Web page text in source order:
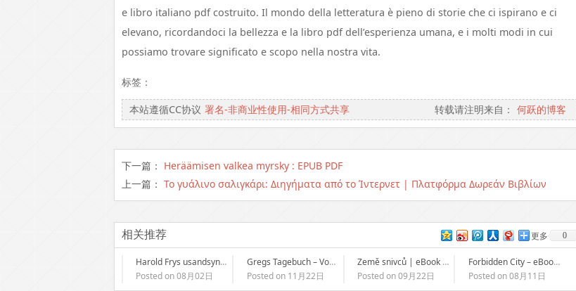
e libro italiano pdf costruito. Il mondo della letteratura è pieno di storie che ci ispirano e ci
elevano, ricordandoci la bellezza e la libro pdf dell’esperienza umana, e i molti modi in cui
possiamo trovare significato e scopo nella nostra vita.
标签：
本站遵循CC协议 署名-非商业性使用-相同方式共享 转载请注明来自： 何跃的博客
下一篇： Heräämisen valkea myrsky : EPUB PDF
上一篇： Το γυάλινο σαλιγκάρι: Διηγήματα από το Ίντερνετ | Πλατφόρμα Δωρεάν Βιβλίων
相关推荐 更多 0
Harold Frys usandsynlige pilgrimsfærd | Gratis bibliotek ved hånden
Posted on 08月02日
Gregs Tagebuch – Von Idioten umzingelt! | Download PDF
Posted on 11月22日
Země snivců | eBook (E-Book)
Posted on 09月22日
Forbidden City – eBooks
Posted on 08月11日